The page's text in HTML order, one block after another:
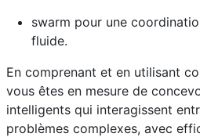
swarm pour une
fluide.
En comprenant et en utilisant
vous êtes en mesure de
intelligents qui interagissent
problèmes complexes, avec